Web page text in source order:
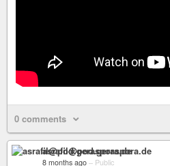
0 comments
asrafil@pod.geraspora.de
8 months ago – Public